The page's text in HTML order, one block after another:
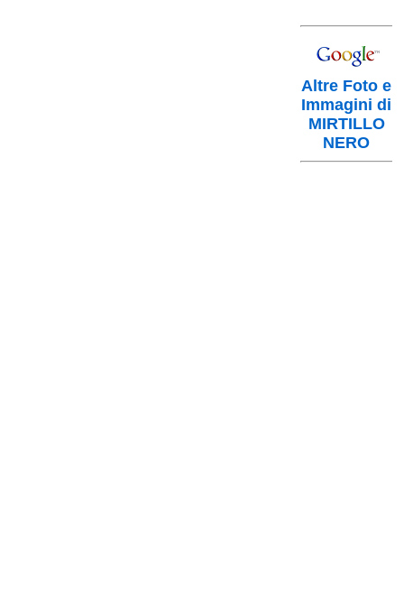
Altre Foto e
Immagini di
MIRTILLO
NERO